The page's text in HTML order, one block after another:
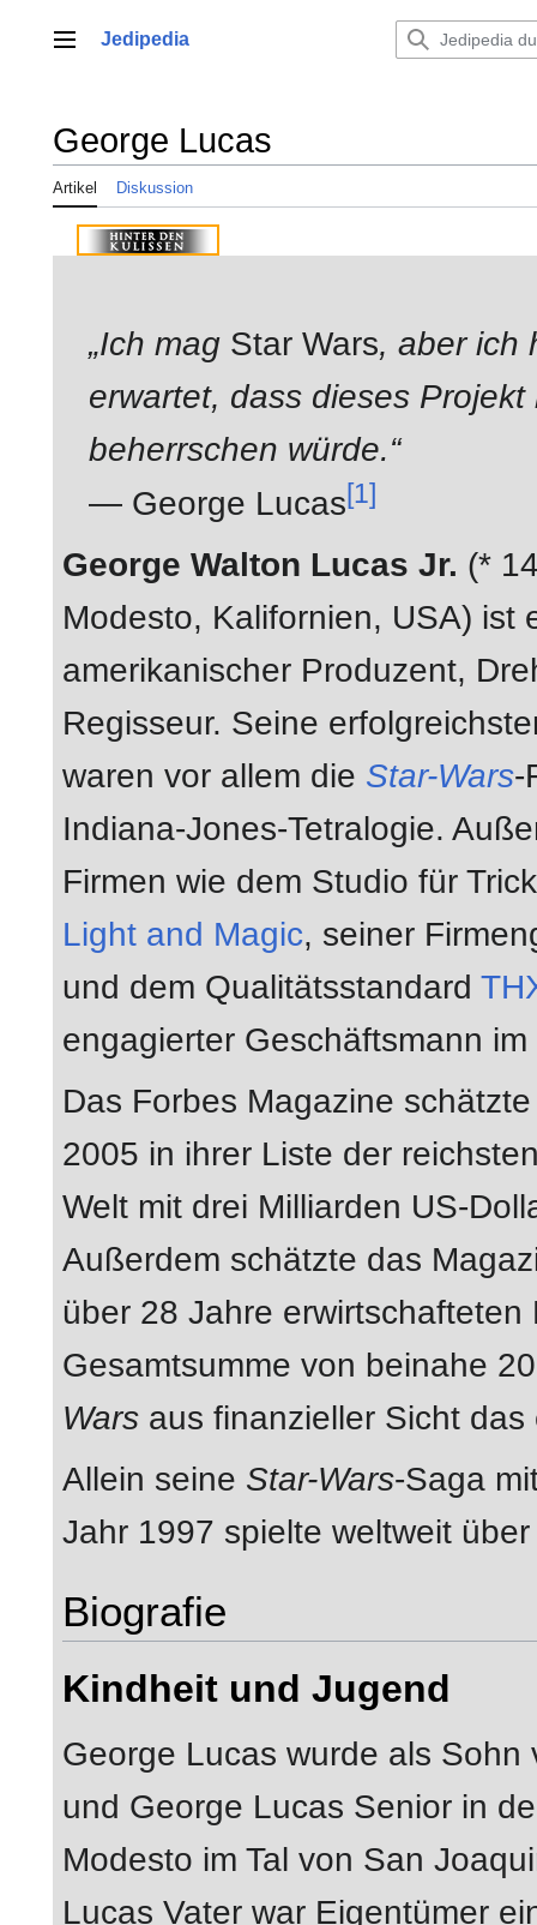
springenHauptmenü
Jedipedia
George Lucas
Artikel Diskussion
„Ich mag Star Wars, aber ich
erwartet, dass dieses
beherrschen würde.“
— George Lucas[1]
George Walton Lucas Jr. (*
Modesto, Kalifornien, USA) ist
amerikanischer Produzent,
Regisseur. Seine
waren vor allem die Star-Wars-
Indiana-Jones-Tetralogie.
Firmen wie dem Studio für
Light and Magic, seiner
und dem Qualitätsstandard
engagierter Geschäftsmann
Das Forbes Magazine
2005 in ihrer Liste der
Welt mit drei Milliarden US-
Außerdem schätzte das
über 28 Jahre
Gesamtsumme von beinahe
Wars aus finanzieller Sicht
Allein seine Star-Wars-Saga
Jahr 1997 spielte weltweit
Biografie
Kindheit und Jugend
George Lucas wurde als Sohn
und George Lucas Senior in
Modesto im Tal von San
Lucas Vater war Eigentümer